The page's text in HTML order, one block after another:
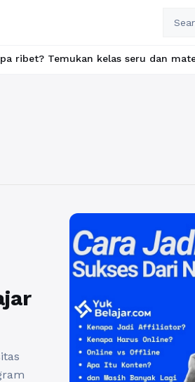
kelas seru dan materi